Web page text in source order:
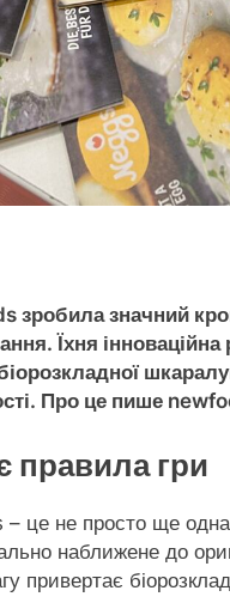
зробила значний
Їхня
Про це пише
правила гри
це не просто ще
наближене до
привертає